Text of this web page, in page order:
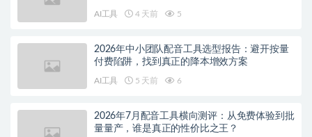
AI工具 4 天前 5
2026年中小团队配音工具选型报告：避开按量
付费陷阱，找到真正的降本增效方案
AI工具 5 天前 6
2026年7月配音工具横向测评：从免费体验到批
量量产，谁是真正的性价比之王？